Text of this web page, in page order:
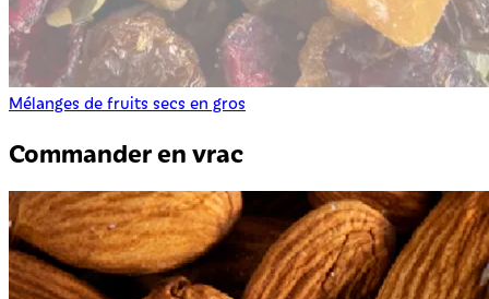
Mélanges de fruits secs en gros
Commander en vrac